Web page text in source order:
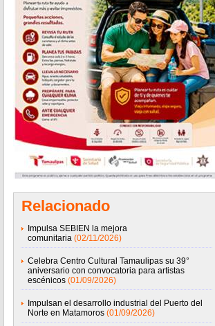
Relacionado
Impulsa SEBIEN la mejora
comunitaria (02/11/2026)
Celebra Centro Cultural Tamaulipas su 39°
aniversario con convocatoria para artistas
escénicos (01/09/2026)
Impulsan el desarrollo industrial del Puerto del
Norte en Matamoros (01/09/2026)